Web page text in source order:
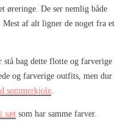
øreringe. De ser nemlig både
Mest af alt ligner de noget fra et
stå bag dette flotte og farverige
og farverige outfits, men dur
sommerkjole
sæt som har samme farver.